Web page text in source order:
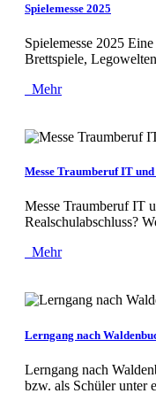
Spielemesse 2025
Spielemesse 2025
Brettspiele,
Mehr
Messe Traumberuf IT und
Messe Traumberuf IT
Realschulabschluss?
Mehr
Lerngang nach
Lerngang nach
bzw. als Schüler unter